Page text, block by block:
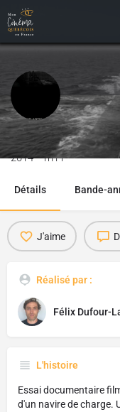
2014 - 1h11
Détails Bande-
J'aime
Réalisé par :
Félix Dufour-
L'histoire
Essai documentaire
d'un navire de charge.